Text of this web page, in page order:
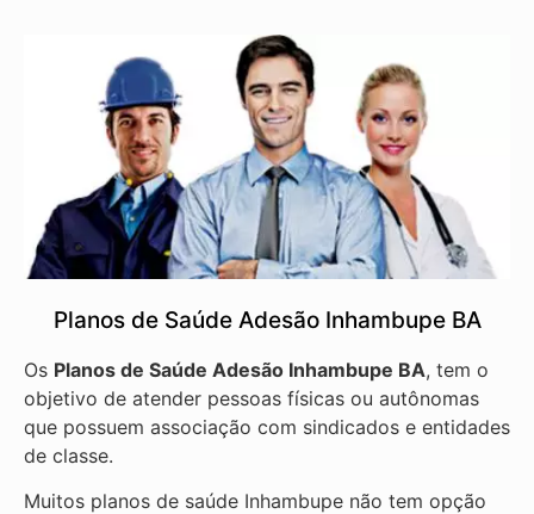
Planos de Saúde Adesão Inhambupe BA
Os Planos de Saúde Adesão Inhambupe BA, tem o
objetivo de atender pessoas físicas ou autônomas
que possuem associação com sindicados e entidades
de classe.
Muitos planos de saúde Inhambupe não tem opção